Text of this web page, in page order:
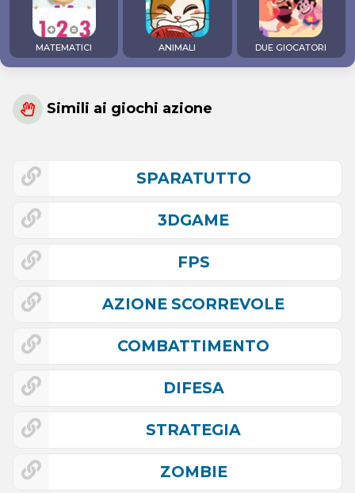
MATEMATICI ANIMALI DUE GIOCATORI
Simili ai giochi azione
SPARATUTTO
3DGAME
FPS
AZIONE SCORREVOLE
COMBATTIMENTO
DIFESA
STRATEGIA
ZOMBIE